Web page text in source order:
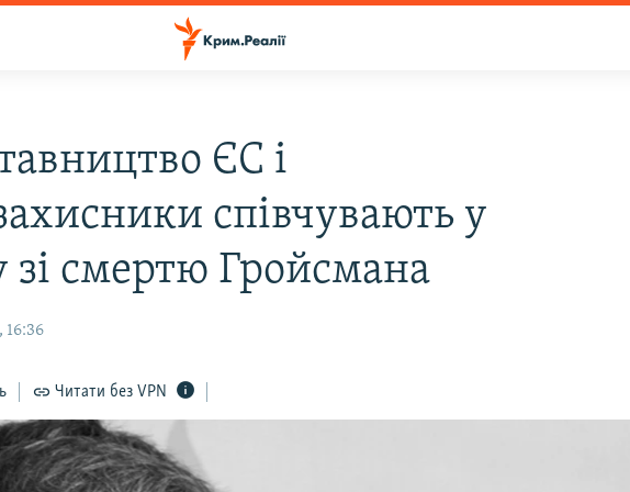
ЄС і
співчувають у
зі смертю Гройсмана
16:36
Читати без VPN